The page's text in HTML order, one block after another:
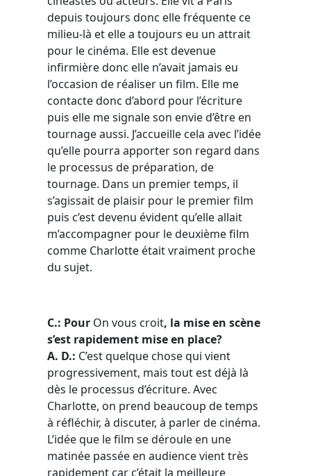
depuis toujours donc elle fréquente ce
milieu-là et elle a toujours eu un attrait
pour le cinéma. Elle est devenue
infirmière donc elle n’avait jamais eu
l’occasion de réaliser un film. Elle me
contacte donc d’abord pour l’écriture
puis elle me signale son envie d’être en
tournage aussi. J’accueille cela avec l’idée
qu’elle pourra apporter son regard dans
le processus de préparation, de
tournage. Dans un premier temps, il
s’agissait de plaisir pour le premier film
puis c’est devenu évident qu’elle allait
m’accompagner pour le deuxième film
comme Charlotte était vraiment proche
du sujet.
C.: Pour On vous croit, la mise en scène
s’est rapidement mise en place?
A. D.: C’est quelque chose qui vient
progressivement, mais tout est déjà là
dès le processus d’écriture. Avec
Charlotte, on prend beaucoup de temps
à réfléchir, à discuter, à parler de cinéma.
L’idée que le film se déroule en une
matinée passée en audience vient très
rapidement car c’était la meilleure